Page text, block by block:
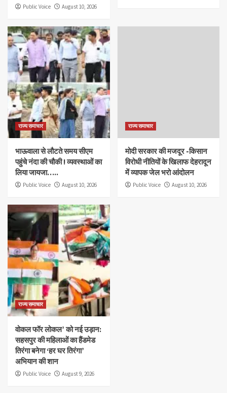
Public Voice August 10, 2026
राज्य समाचार
भाऊवाला से लौटते समय सीएम
पहुंचे नंदा की चौकी ! व्यवस्थाओं का
लिया जायजा…..
Public Voice August 10, 2026
राज्य समाचार
मोदी सरकार की मजदूर -किसान
विरोधी नीतियों के खिलाफ देहरादून
में व्यापक जेल भरो आंदोलन
Public Voice August 10, 2026
राज्य समाचार
वोकल फॉर लोकल’ को नई उड़ान:
सहसपुर की महिलाओं का हैंडमेड
तिरंगा बनेगा ‘हर घर तिरंगा’
अभियान की शान
Public Voice August 9, 2026